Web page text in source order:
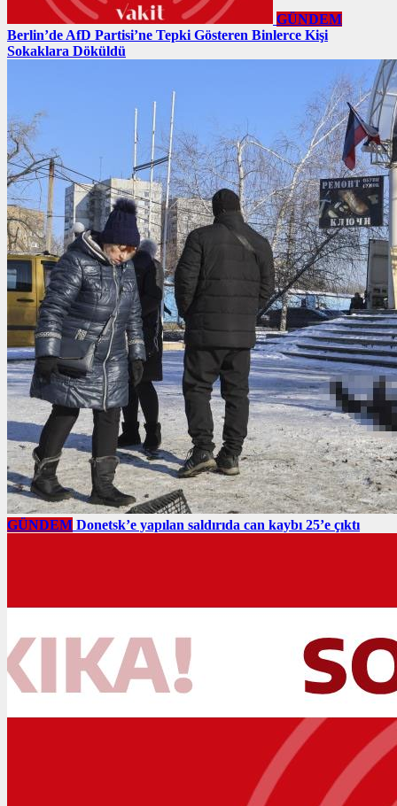
GÜNDEM
Berlin’de AfD Partisi’ne Tepki Gösteren Binlerce Kişi
Sokaklara Döküldü
GÜNDEM Donetsk’e yapılan saldırıda can kaybı 25’e çıktı